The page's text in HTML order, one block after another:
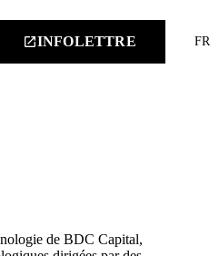
launchINFOLETTRE FR
de BDC Capital,